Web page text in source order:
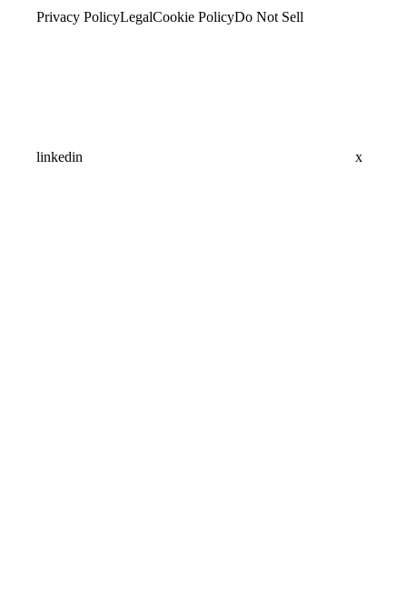
Privacy PolicyLegalCookie PolicyDo Not Sell
linkedin x